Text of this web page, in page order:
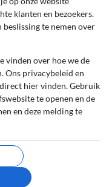
worden niet
gemarkeerd
klanten en bezoekers.
te nemen over
vinden over hoe we de
Ons privacybeleid en
hier vinden. Gebruik
te openen en de
en deze melding te